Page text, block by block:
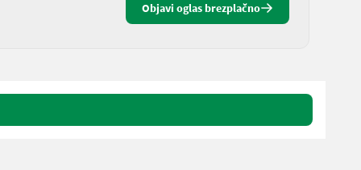
Objavi oglas brezplačno